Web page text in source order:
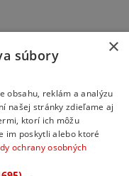
×
súbory
obsahu, reklám a analýzu
našej stránky zdieľame aj
ktorí ich môžu
im poskytli alebo ktoré
ochrany osobných